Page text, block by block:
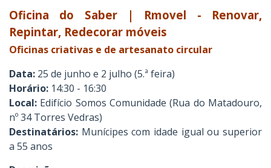
Oficina do Saber | Rmovel - Renovar,
Repintar, Redecorar móveis
Oficinas criativas e de artesanato circular
Data: 25 de junho e 2 julho (5.ª feira)
Horário: 14:30 - 16:30
Local: Edifício Somos Comunidade (Rua do Matadouro,
nº 34 Torres Vedras)
Destinatários: Munícipes com idade igual ou superior
a 55 anos